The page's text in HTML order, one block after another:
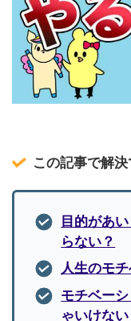
この記事で解
目的があ
らない？
人生のモ
モチベー
ゃいけない